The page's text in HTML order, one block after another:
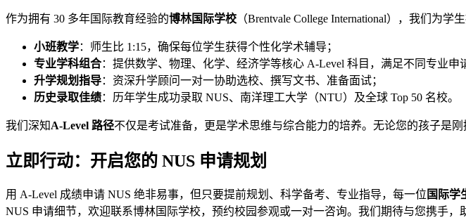
作为拥有 30 多年国际教育经验的博林国际学校 （Brentvale College International），我们为学
小班教学：师生比 1:15，确保每位学生获得个性化学术辅导；
专业学科组合：提供数学、物理、化学、经济学等核心 A-Level 科目，满足不同专业申
升学规划指导：资深升学顾问一对一协助选校、撰写文书、准备面试；
历史录取佳绩：历年学生成功录取 NUS、南洋理工大学（NTU）及全球 Top 50 名校。
我们深知A-Level 路径不仅是考试准备，更是学术思维与综合能力的培养。无论您的孩子是
立即行动：开启您的 NUS 申请规划
用 A-Level 成绩申请 NUS 绝非易事，但只要提前规划、科学备考、专业指导，每一位 国际学
NUS 申请细节，欢迎联系博林国际学校，预约校园参观或一对一咨询。我们期待与您携手，